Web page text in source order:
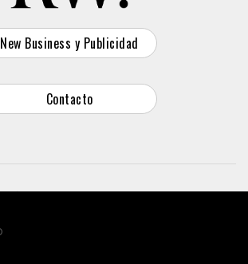
New Business y Publicidad
Contacto
© 2026 Reason Why